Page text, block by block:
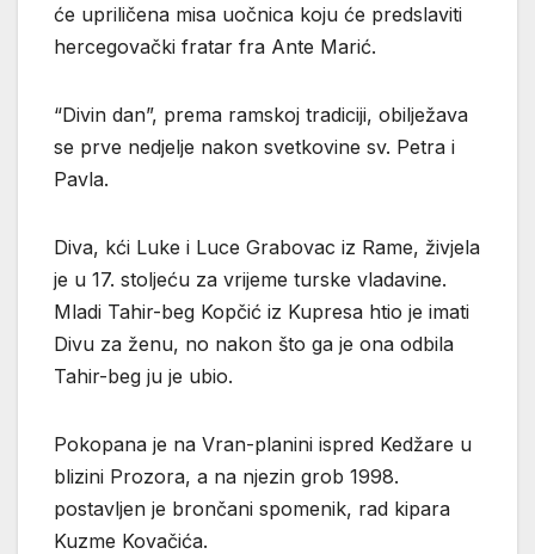
će upriličena misa uočnica koju će predslaviti
hercegovački fratar fra Ante Marić.
“Divin dan”, prema ramskoj tradiciji, obilježava
se prve nedjelje nakon svetkovine sv. Petra i
Pavla.
Diva, kći Luke i Luce Grabovac iz Rame, živjela
je u 17. stoljeću za vrijeme turske vladavine.
Mladi Tahir-beg Kopčić iz Kupresa htio je imati
Divu za ženu, no nakon što ga je ona odbila
Tahir-beg ju je ubio.
Pokopana je na Vran-planini ispred Kedžare u
blizini Prozora, a na njezin grob 1998.
postavljen je brončani spomenik, rad kipara
Kuzme Kovačića.